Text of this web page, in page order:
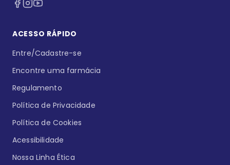
ACESSO RÁPIDO
Entre/Cadastre-se
Encontre uma farmácia
Regulamento
Política de Privacidade
Política de Cookies
Acessibilidade
Nossa Linha Ética